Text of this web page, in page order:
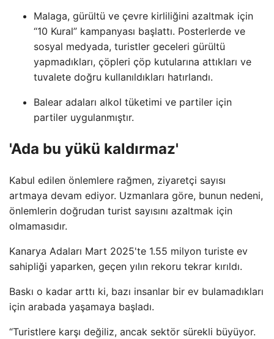
Malaga, gürültü ve çevre kirliliğini azaltmak için
“10 Kural” kampanyası başlattı. Posterlerde ve
sosyal medyada, turistler geceleri gürültü
yapmadıkları, çöpleri çöp kutularına attıkları ve
tuvalete doğru kullanıldıkları hatırlandı.
Balear adaları alkol tüketimi ve partiler için
partiler uygulanmıştır.
'Ada bu yükü kaldırmaz'
Kabul edilen önlemlere rağmen, ziyaretçi sayısı
artmaya devam ediyor. Uzmanlara göre, bunun nedeni,
önlemlerin doğrudan turist sayısını azaltmak için
olmamasıdır.
Kanarya Adaları Mart 2025'te 1.55 milyon turiste ev
sahipliği yaparken, geçen yılın rekoru tekrar kırıldı.
Baskı o kadar arttı ki, bazı insanlar bir ev bulamadıkları
için arabada yaşamaya başladı.
“Turistlere karşı değiliz, ancak sektör sürekli büyüyor.